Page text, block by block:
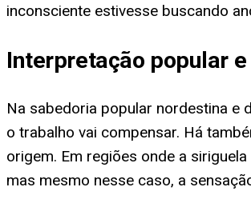
inconsciente estivesse buscando
Interpretação popular
Na sabedoria popular nordestina e
o trabalho vai compensar. Há
origem. Em regiões onde a
mas mesmo nesse caso, a